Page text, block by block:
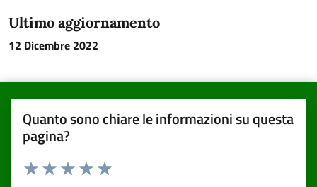
Ultimo aggiornamento
12 Dicembre 2022
Quanto sono chiare le informazioni su questa
pagina?
Valuta da 1 a 5 stelle la pagina